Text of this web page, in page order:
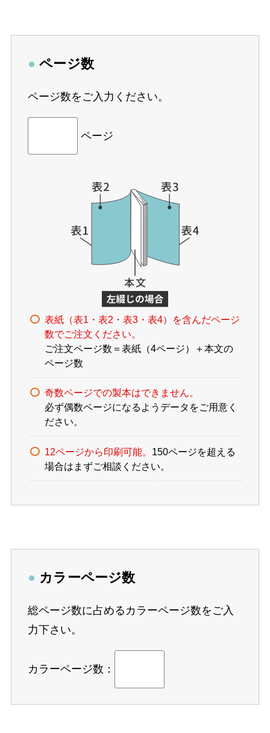
● ページ数
ページ数をご入力ください。
ページ
表紙（表1・表2・表3・表4）を含んだページ
数でご注文ください。
ご注文ページ数＝表紙（4ページ）＋本文の
ページ数
奇数ページでの製本はできません。
必ず偶数ページになるようデータをご用意く
ださい。
12ページから印刷可能。 150ページを超える
場合はまずご相談ください。
● カラーページ数
総ページ数に占めるカラーページ数をご入
力下さい。
カラーページ数：